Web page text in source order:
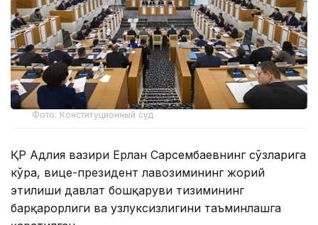
Фото: Конституционный суд
ҚР Адлия вазири Ерлан Сарсембаевнинг сўзларига
кўра, вице-президент лавозимининг жорий
этилиши давлат бошқаруви тизимининг
барқарорлиги ва узлуксизлигини таъминлашга